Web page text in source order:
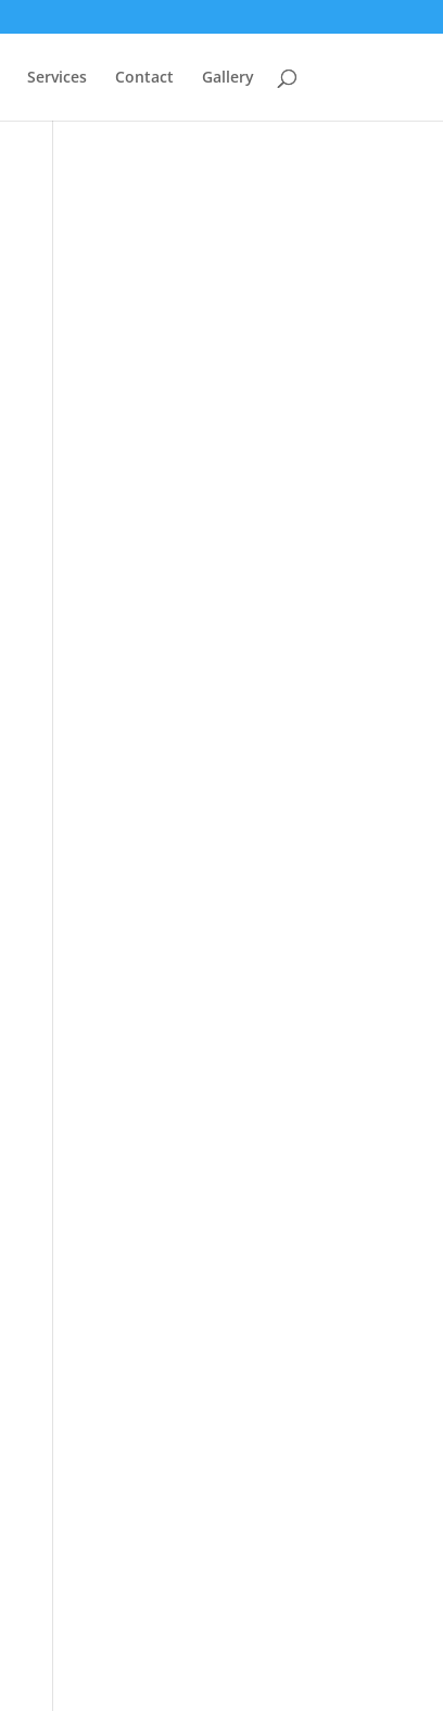
Services Contact Gallery